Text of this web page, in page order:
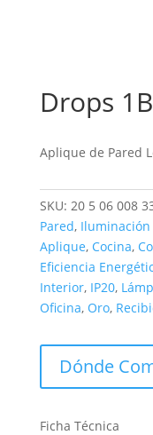
Drops 1B
Aplique de Pared
SKU: 20 5 06 008
Pared,
Aplique, Cocina,
Eficiencia
Interior, IP20,
Oficina, Oro,
Dónde
Ficha Técnica